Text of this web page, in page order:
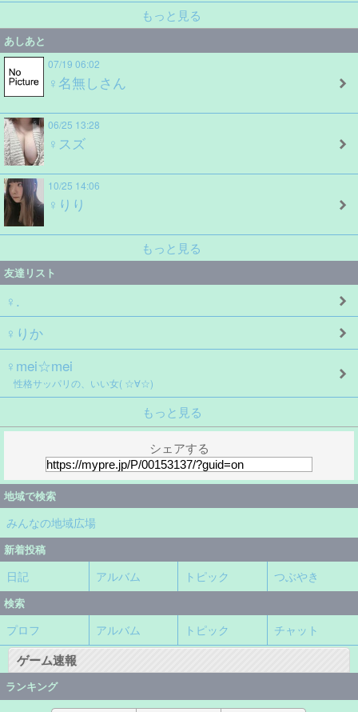
もっと見る
あしあと
07/19 06:02
♀名無しさん
06/25 13:28
♀スズ
10/25 14:06
♀りり
もっと見る
友達リスト
♀.
♀りか
♀mei☆mei
性格サッパリの、いい女( ☆∀☆)
もっと見る
シェアする
地域で検索
みんなの地域広場
新着投稿
日記 アルバム トピック つぶやき
検索
プロフ アルバム トピック チャット
ゲーム速報
ランキング